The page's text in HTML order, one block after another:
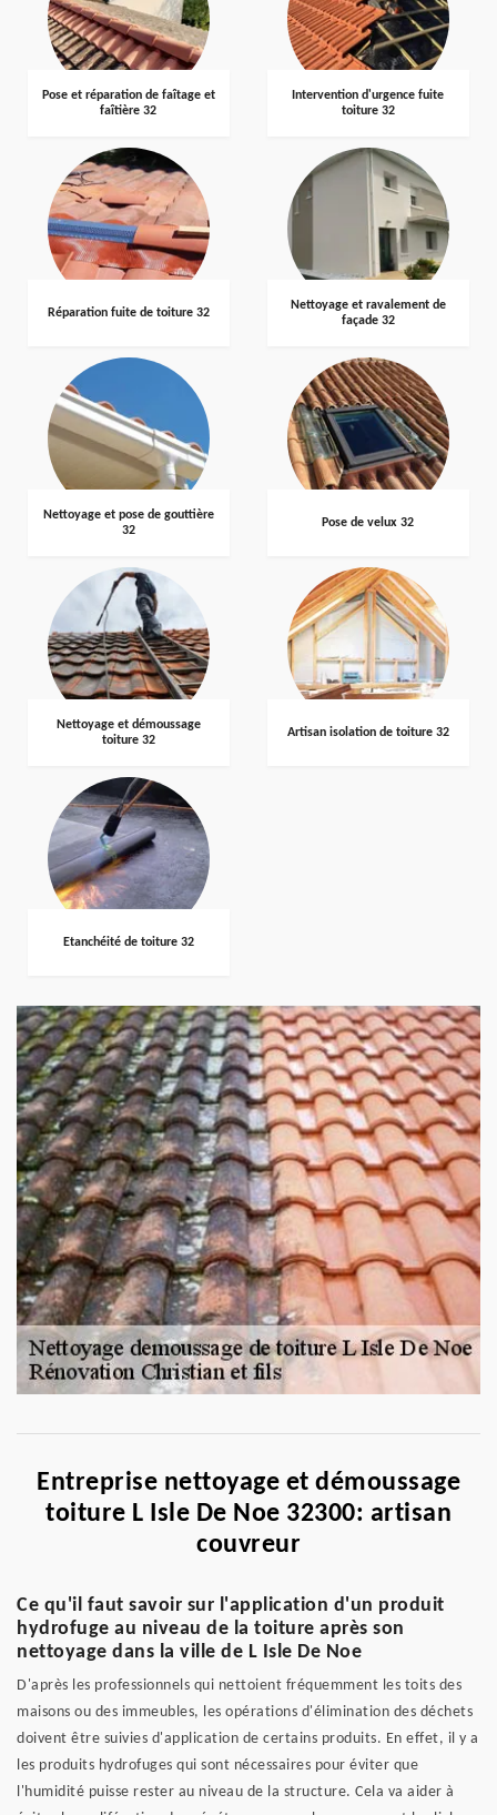
Pose et réparation de faîtage et
faîtière 32
Intervention d'urgence fuite
toiture 32
Réparation fuite de toiture 32
Nettoyage et ravalement de
façade 32
Nettoyage et pose de gouttière
32
Pose de velux 32
Nettoyage et démoussage
toiture 32
Artisan isolation de toiture 32
Etanchéité de toiture 32
Entreprise nettoyage et démoussage
toiture L Isle De Noe 32300: artisan
couvreur
Ce qu'il faut savoir sur l'application d'un produit
hydrofuge au niveau de la toiture après son
nettoyage dans la ville de L Isle De Noe
D'après les professionnels qui nettoient fréquemment les toits des
maisons ou des immeubles, les opérations d'élimination des déchets
doivent être suivies d'application de certains produits. En effet, il y a
les produits hydrofuges qui sont nécessaires pour éviter que
l'humidité puisse rester au niveau de la structure. Cela va aider à